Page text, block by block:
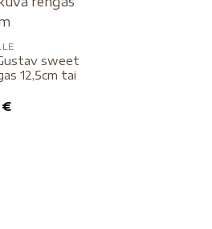
sweet
12,5cm tai
€